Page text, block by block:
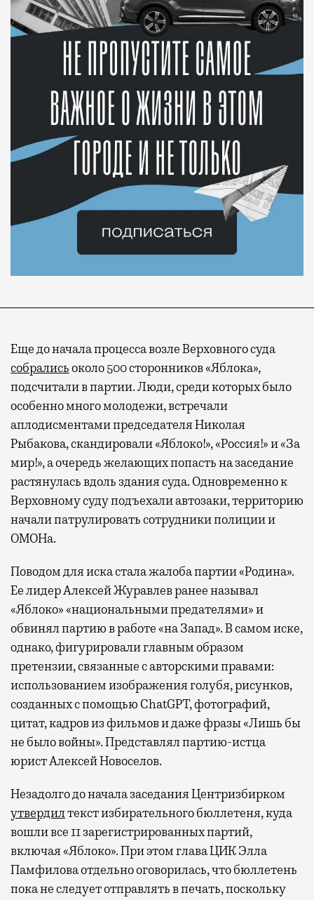
Еще до начала процесса возле Верховного суда
собралисьоколо 500 сторонников «Яблока»,
подсчитали в партии. Люди, среди которых было
особенно много молодежи, встречали
аплодисментами председателя Николая
Рыбакова, скандировали «Яблоко!», «Россия!» и «За
мир!», а очередь желающих попасть на заседание
растянулась вдоль здания суда. Одновременно к
Верховному суду подъехали автозаки, территорию
начали патрулировать сотрудники полиции и
ОМОНа.
Поводом для иска стала жалоба партии «Родина».
Ее лидер Алексей Журавлев ранее называл
«Яблоко» «национальными предателями» и
обвинял партию в работе «на Запад». В самом иске,
однако, фигурировали главным образом
претензии, связанные с авторскими правами:
использованием изображения голубя, рисунков,
созданных с помощью ChatGPT, фотографий,
цитат, кадров из фильмов и даже фразы «Лишь бы
не было войны». Представлял партию-истца
юрист Алексей Новоселов.
Незадолго до начала заседания Центризбирком
утвердилтекст избирательного бюллетеня, куда
вошли все 11 зарегистрированных партий,
включая «Яблоко». При этом глава ЦИК Элла
Памфилова отдельно оговорилась, что бюллетень
пока не следует отправлять в печать, поскольку